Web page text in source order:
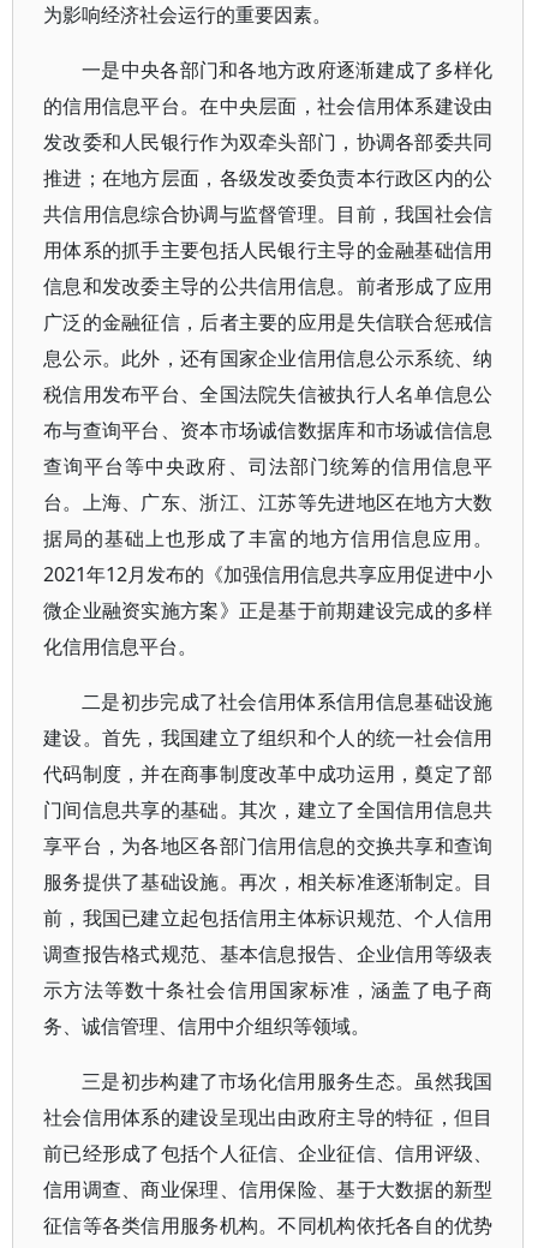
为影响经济社会运行的重要因素。
一是中央各部门和各地方政府逐渐建成了多样化
的信用信息平台。在中央层面，社会信用体系建设由
发改委和人民银行作为双牵头部门，协调各部委共同
推进；在地方层面，各级发改委负责本行政区内的公
共信用信息综合协调与监督管理。目前，我国社会信
用体系的抓手主要包括人民银行主导的金融基础信用
信息和发改委主导的公共信用信息。前者形成了应用
广泛的金融征信，后者主要的应用是失信联合惩戒信
息公示。此外，还有国家企业信用信息公示系统、纳
税信用发布平台、全国法院失信被执行人名单信息公
布与查询平台、资本市场诚信数据库和市场诚信信息
查询平台等中央政府、司法部门统筹的信用信息平
台。上海、广东、浙江、江苏等先进地区在地方大数
据局的基础上也形成了丰富的地方信用信息应用。
2021年12月发布的《加强信用信息共享应用促进中小
微企业融资实施方案》正是基于前期建设完成的多样
化信用信息平台。
二是初步完成了社会信用体系信用信息基础设施
建设。首先，我国建立了组织和个人的统一社会信用
代码制度，并在商事制度改革中成功运用，奠定了部
门间信息共享的基础。其次，建立了全国信用信息共
享平台，为各地区各部门信用信息的交换共享和查询
服务提供了基础设施。再次，相关标准逐渐制定。目
前，我国已建立起包括信用主体标识规范、个人信用
调查报告格式规范、基本信息报告、企业信用等级表
示方法等数十条社会信用国家标准，涵盖了电子商
务、诚信管理、信用中介组织等领域。
三是初步构建了市场化信用服务生态。虽然我国
社会信用体系的建设呈现出由政府主导的特征，但目
前已经形成了包括个人征信、企业征信、信用评级、
信用调查、商业保理、信用保险、基于大数据的新型
征信等各类信用服务机构。不同机构依托各自的优势